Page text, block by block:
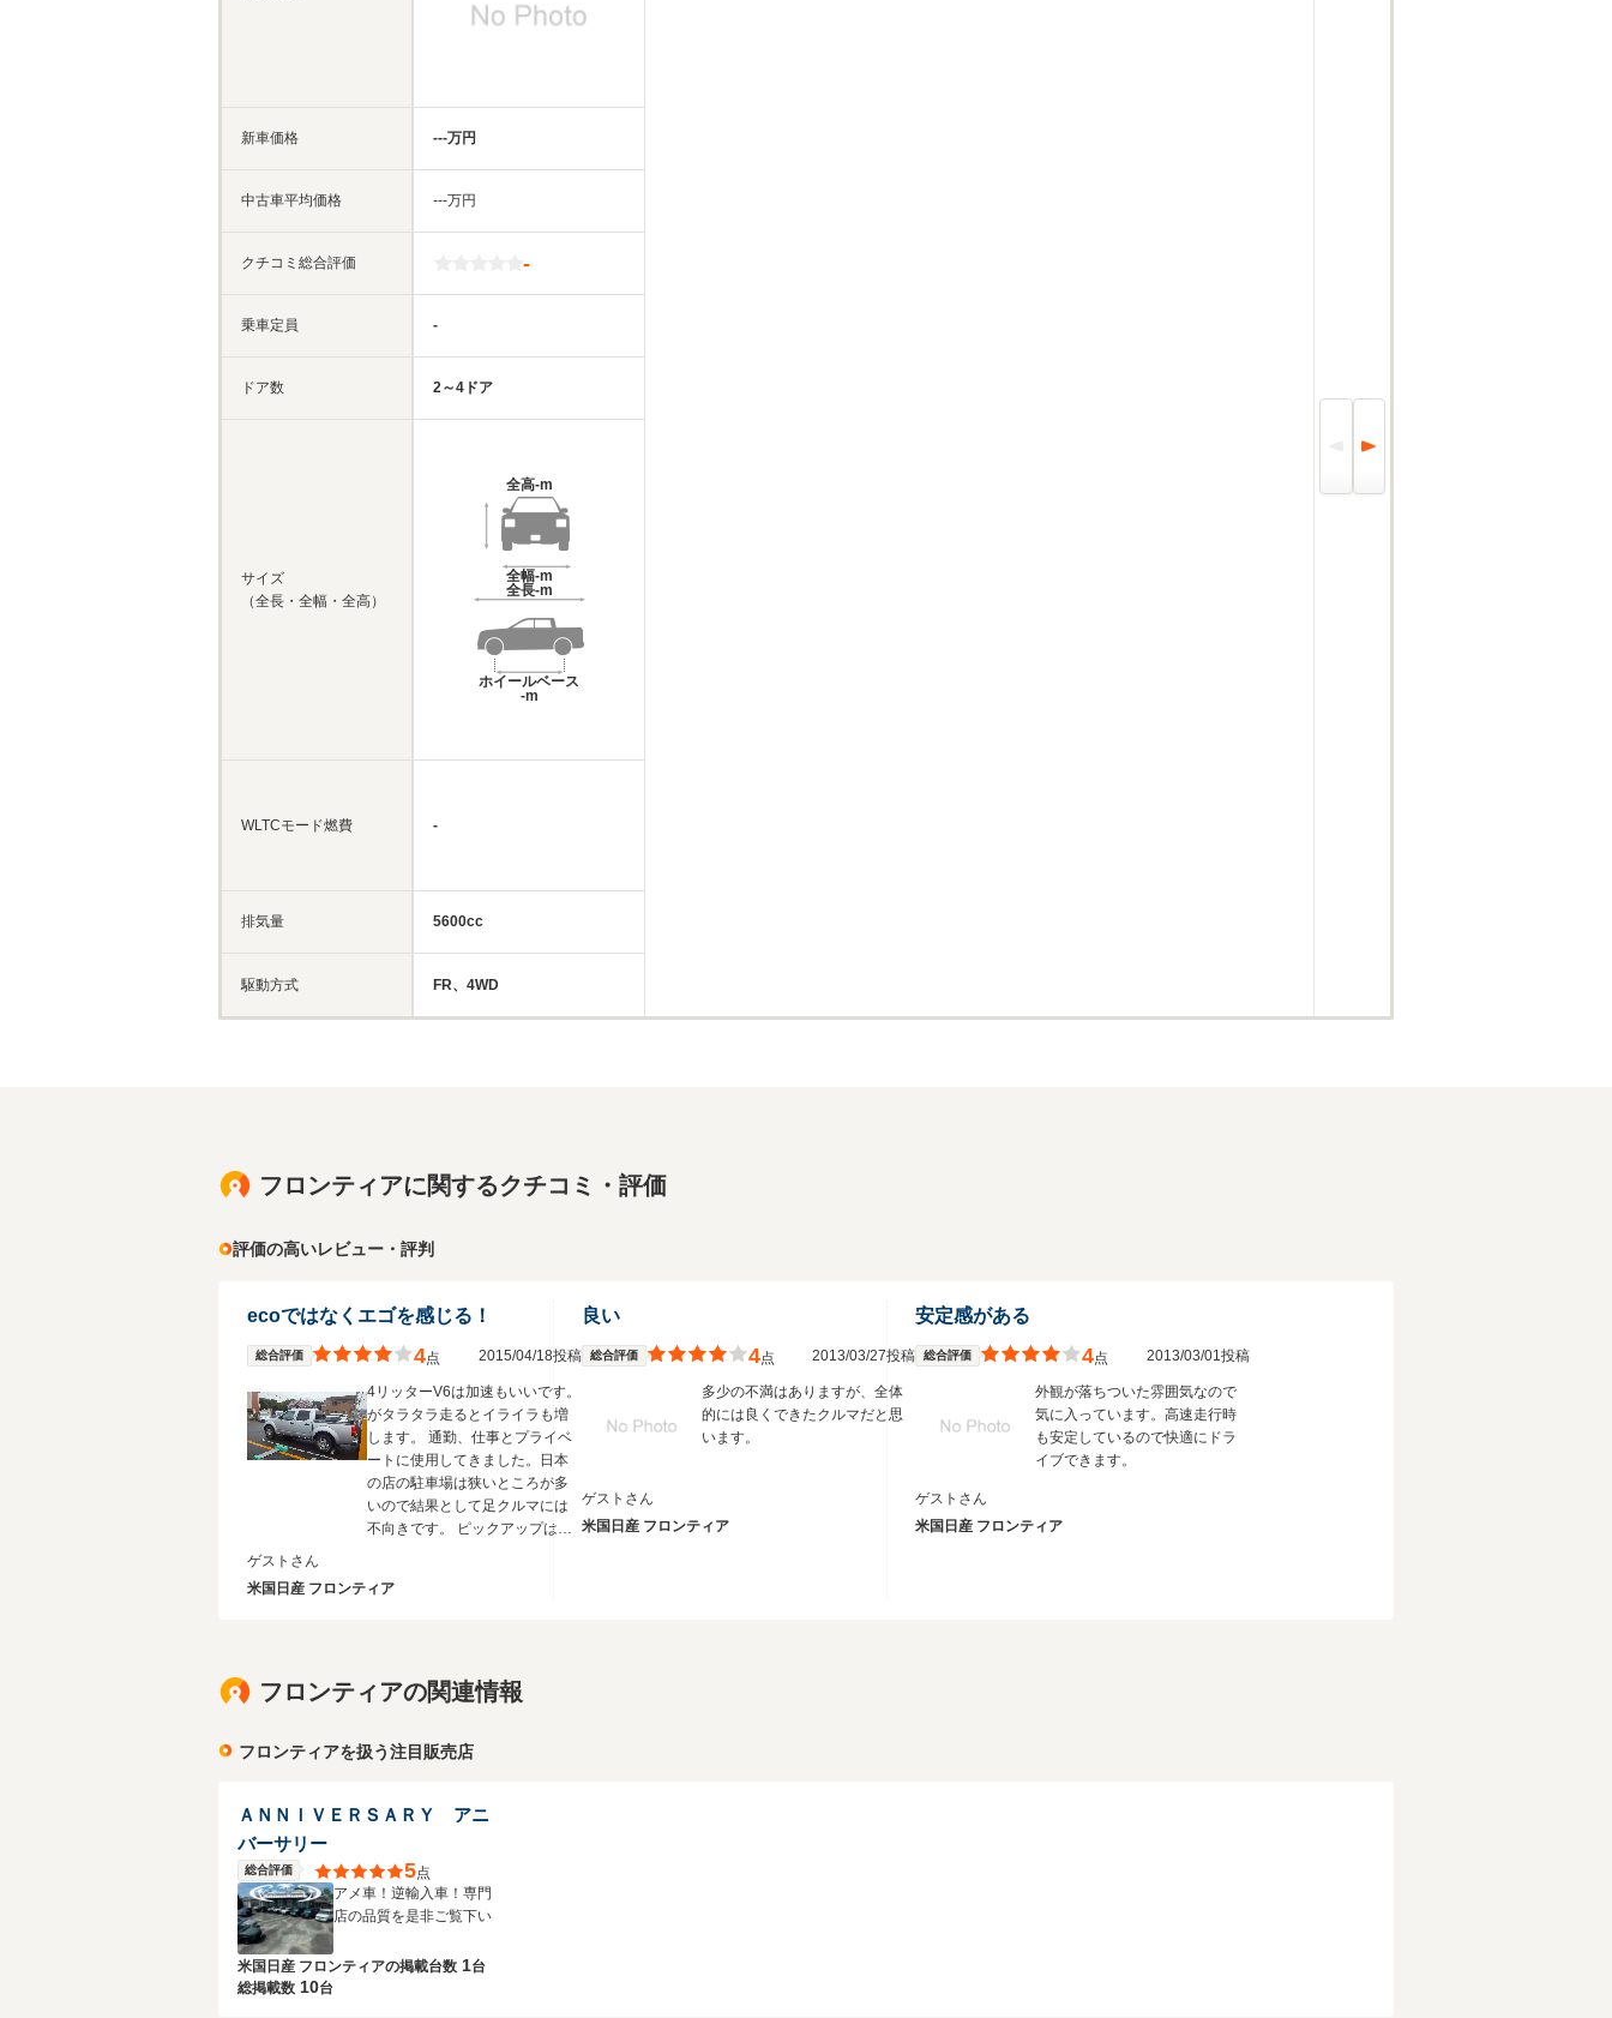
新車価格
中古車平均価格
クチコミ総合評価
乗車定員
ドア数
サイズ
（全長・全幅・全高）
WLTCモード燃費
排気量
駆動方式
‐‐‐万円
‐‐‐万円
-
-
2～4ドア
全高-m
全幅-m
全長-m
ホイールベース
-m
-
5600cc
FR、4WD
フロンティアに関するクチコミ・評価
評価の高いレビュー・評判
ecoではなくエゴを感じる！
総合評価 4点 2015/04/18投稿
4リッターV6は加速もいいです。
がタラタラ走るとイライラも増
します。 通勤、仕事とプライベ
ートに使用してきました。日本
の店の駐車場は狭いところが多
いので結果として足クルマには
不向きです。 ピックアップは荷
ゲストさん
米国日産 フロンティア
良い
総合評価 4点 2013/03/27投稿
多少の不満はありますが、全体
的には良くできたクルマだと思
います。
ゲストさん
米国日産 フロンティア
安定感がある
総合評価 4点 2013/03/01投稿
外観が落ちついた雰囲気なので
気に入っています。高速走行時
も安定しているので快適にドラ
イブできます。
ゲストさん
米国日産 フロンティア
フロンティアの関連情報
フロンティアを扱う注目販売店
ＡＮＮＩＶＥＲＳＡＲＹ アニ
バーサリー
総合評価 5点
アメ車！逆輸入車！専門
店の品質を是非ご覧下い
米国日産 フロンティアの掲載台数 1台
総掲載数 10台